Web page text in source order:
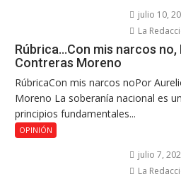
julio 10,
La
Rúbrica…Con mis narcos no,
Contreras Moreno
RúbricaCon mis narcos noPor
Moreno La soberanía nacional es
principios fundamentales...
OPINIÓN
julio 7,
La